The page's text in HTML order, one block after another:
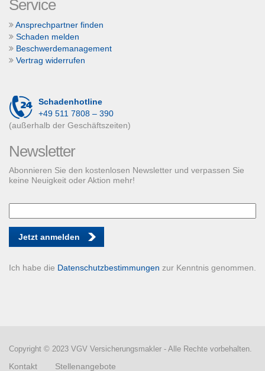
Service
Ansprechpartner finden
Schaden melden
Beschwerdemanagement
Vertrag widerrufen
Schadenhotline
+49 511 7808 – 390
(außerhalb der Geschäftszeiten)
Newsletter
Abonnieren Sie den kostenlosen Newsletter und verpassen Sie
keine Neuigkeit oder Aktion mehr!
Jetzt anmelden
Ich habe die Datenschutzbestimmungen zur Kenntnis genommen.
Copyright © 2023 VGV Versicherungsmakler - Alle Rechte vorbehalten.
Kontakt Stellenangebote